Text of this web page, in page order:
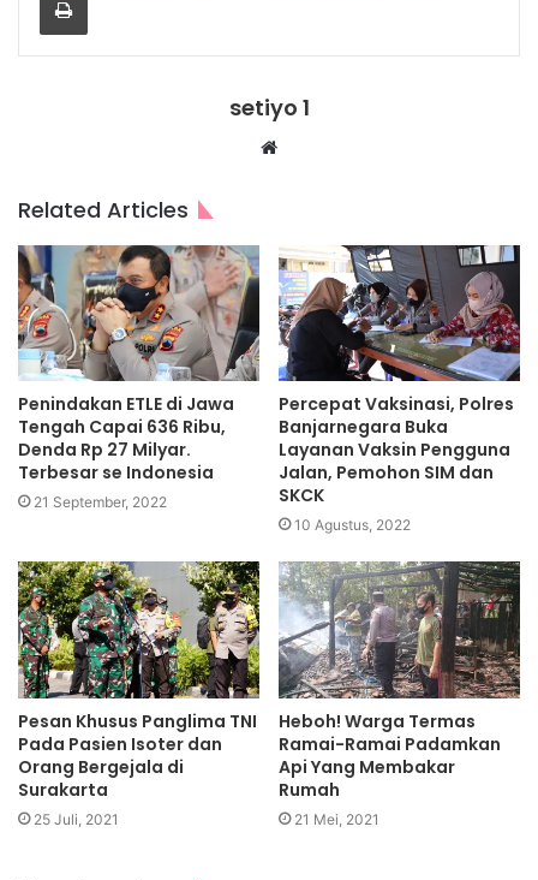
setiyo 1
Website
Related Articles
Penindakan ETLE di Jawa
Tengah Capai 636 Ribu,
Denda Rp 27 Milyar.
Terbesar se Indonesia
21 September, 2022
Percepat Vaksinasi, Polres
Banjarnegara Buka
Layanan Vaksin Pengguna
Jalan, Pemohon SIM dan
SKCK
10 Agustus, 2022
Pesan Khusus Panglima TNI
Pada Pasien Isoter dan
Orang Bergejala di
Surakarta
25 Juli, 2021
Heboh! Warga Termas
Ramai-Ramai Padamkan
Api Yang Membakar
Rumah
21 Mei, 2021